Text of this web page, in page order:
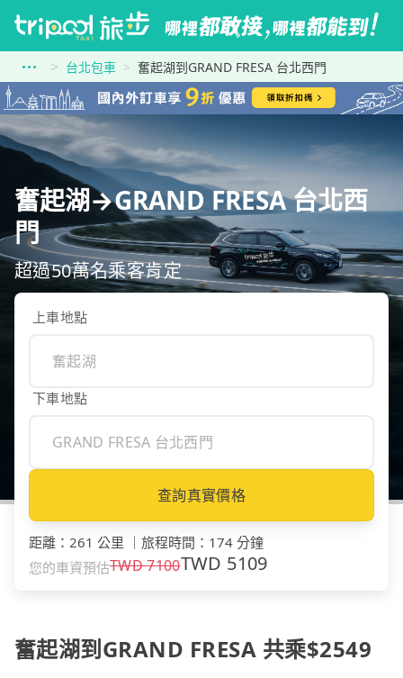
台北包車 奮起湖到GRAND FRESA 台北西門
奮起湖→GRAND FRESA 台北西
門
超過50萬名乘客肯定
上車地點
下車地點
查詢真實價格
距離 ： 261 公里 旅程時間 ： 174 分鐘
您的車資預估TWD7100TWD 5109
奮起湖到GRAND FRESA 共乘$2549